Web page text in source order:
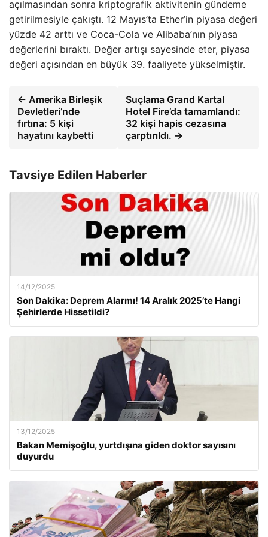
açılmasından sonra kriptografik aktivitenin gündeme
getirilmesiyle çakıştı. 12 Mayıs’ta Ether’in piyasa değeri
yüzde 42 arttı ve Coca-Cola ve Alibaba’nın piyasa
değerlerini bıraktı. Değer artışı sayesinde eter, piyasa
değeri açısından en büyük 39. faaliyete yükselmiştir.
← Amerika Birleşik
Devletleri’nde
fırtına: 5 kişi
hayatını kaybetti
Suçlama Grand Kartal
Hotel Fire’da tamamlandı:
32 kişi hapis cezasına
çarptırıldı. →
Tavsiye Edilen Haberler
14/12/2025
Son Dakika: Deprem Alarmı! 14 Aralık 2025’te Hangi
Şehirlerde Hissetildi?
13/12/2025
Bakan Memişoğlu, yurtdışına giden doktor sayısını
duyurdu